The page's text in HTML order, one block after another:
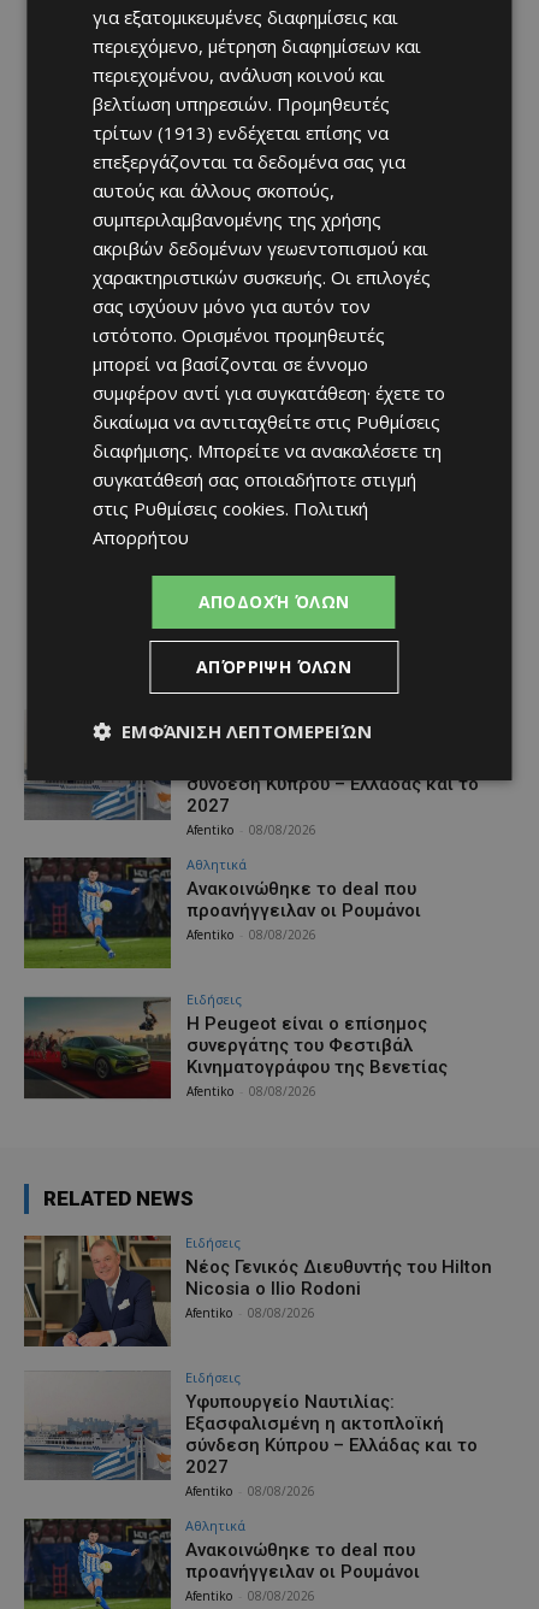
Υφυπουργείο Ναυτιλίας:
σύνδεση Κύπρου – Ελλάδας και το
2027
Afentiko 08/08/2026
Αθλητικά
Aνακοινώθηκε το deal που
προανήγγειλαν οι Ρουμάνοι
Afentiko 08/08/2026
Ειδήσεις
Η Peugeot είναι ο επίσημος
συνεργάτης του Φεστιβάλ
Κινηματογράφου της Βενετίας
Afentiko 08/08/2026
RELATED NEWS
Ειδήσεις
Νέος Γενικός Διευθυντής του Hilton
Nicosia ο Ilio Rodoni
Afentiko 08/08/2026
Ειδήσεις
Υφυπουργείο Ναυτιλίας:
Εξασφαλισμένη η ακτοπλοϊκή
σύνδεση Κύπρου – Ελλάδας και το
2027
Afentiko 08/08/2026
Αθλητικά
Aνακοινώθηκε το deal που
προανήγγειλαν οι Ρουμάνοι
Afentiko 08/08/2026
για εξατομικευμένες διαφημίσεις και
περιεχόμενο, μέτρηση διαφημίσεων και
περιεχομένου, ανάλυση κοινού και
βελτίωση υπηρεσιών. Προμηθευτές
τρίτων (1913) ενδέχεται επίσης να
επεξεργάζονται τα δεδομένα σας για
αυτούς και άλλους σκοπούς,
συμπεριλαμβανομένης της χρήσης
ακριβών δεδομένων γεωεντοπισμού και
χαρακτηριστικών συσκευής. Οι επιλογές
σας ισχύουν μόνο για αυτόν τον
ιστότοπο. Ορισμένοι προμηθευτές
μπορεί να βασίζονται σε έννομο
συμφέρον αντί για συγκατάθεση· έχετε το
δικαίωμα να αντιταχθείτε στις Ρυθμίσεις
διαφήμισης. Μπορείτε να ανακαλέσετε τη
συγκατάθεσή σας οποιαδήποτε στιγμή
στις Ρυθμίσεις cookies. Πολιτική
Απορρήτου
ΑΠΟΔΟΧΉ ΌΛΩΝ
ΑΠΌΡΡΙΨΗ ΌΛΩΝ
ΕΜΦΆΝΙΣΗ ΛΕΠΤΟΜΕΡΕΙΏΝ